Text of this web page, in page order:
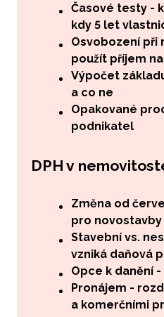
Časové testy -
kdy 5 let
Osvobození při
použít příjem
Výpočet
a co ne
Opakované
podnikatel
DPH v
Změna od
pro novostavby
Stavební vs.
vzniká daňová
Opce k danění
Pronájem -
a komerčními